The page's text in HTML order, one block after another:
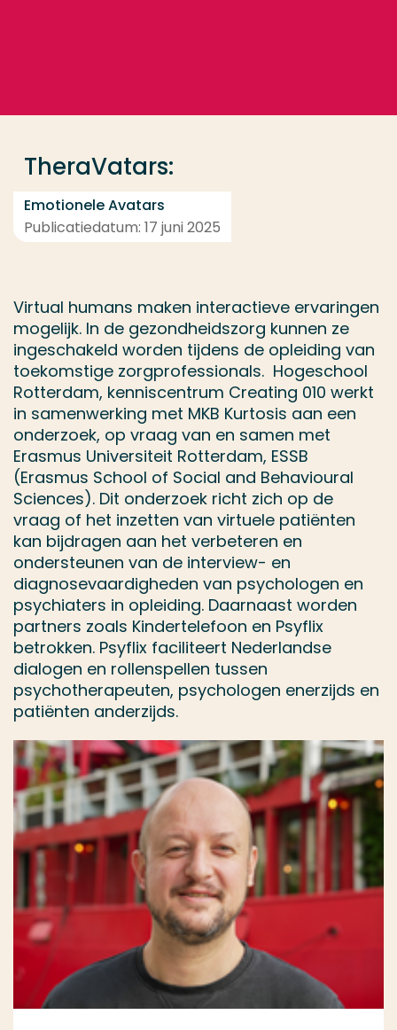
TheraVatars:
Emotionele Avatars
Publicatiedatum: 17 juni 2025
Virtual humans maken interactieve ervaringen
mogelijk. In de gezondheidszorg kunnen ze
ingeschakeld worden tijdens de opleiding van
toekomstige zorgprofessionals. Hogeschool
Rotterdam, kenniscentrum Creating 010 werkt
in samenwerking met MKB Kurtosis aan een
onderzoek, op vraag van en samen met
Erasmus Universiteit Rotterdam, ESSB
(Erasmus School of Social and Behavioural
Sciences). Dit onderzoek richt zich op de
vraag of het inzetten van virtuele patiënten
kan bijdragen aan het verbeteren en
ondersteunen van de interview- en
diagnosevaardigheden van psychologen en
psychiaters in opleiding. Daarnaast worden
partners zoals Kindertelefoon en Psyflix
betrokken. Psyflix faciliteert Nederlandse
dialogen en rollenspellen tussen
psychotherapeuten, psychologen enerzijds en
patiënten anderzijds.
Contact